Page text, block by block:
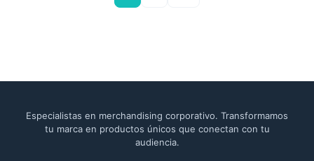
Especialistas en merchandising corporativo. Transformamos
tu marca en productos únicos que conectan con tu
audiencia.